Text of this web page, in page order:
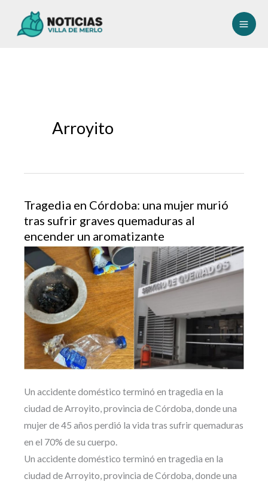
Arroyito
Tragedia en Córdoba: una mujer murió
tras sufrir graves quemaduras al
encender un aromatizante
Un accidente doméstico terminó en tragedia en la
ciudad de Arroyito, provincia de Córdoba, donde una
mujer de 45 años perdió la vida tras sufrir quemaduras
en el 70% de su cuerpo.
Un accidente doméstico terminó en tragedia en la
ciudad de Arroyito, provincia de Córdoba, donde una